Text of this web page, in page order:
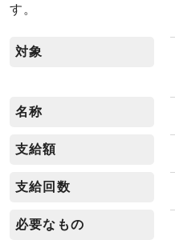
す。
対象
名称
支給額
支給回数
必要なもの